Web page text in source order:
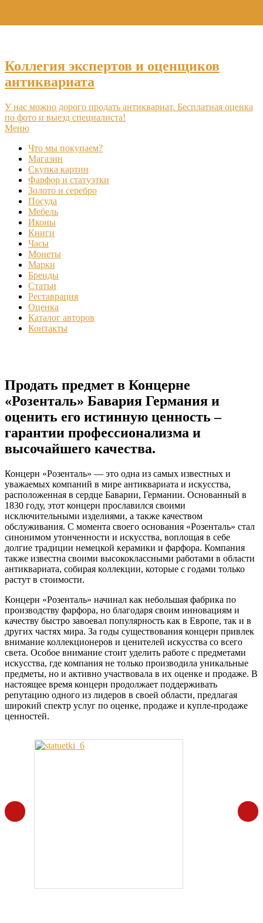
Коллегия экспертов и оценщиков
антиквариата
У нас можно дорого продать антиквариат. Бесплатная оценка
по фото и выезд специалиста!
Меню
Что мы покупаем?
Магазин
Скупка картин
Фарфор и статуэтки
Золото и серебро
Посуда
Мебель
Иконы
Книги
Часы
Монеты
Марки
Бренды
Статьи
Реставрация
Оценка
Каталог авторов
Контакты
Продать предмет в Концерне
«Розенталь» Бавария Германия и
оценить его истинную ценность –
гарантии профессионализма и
высочайшего качества.
Концерн «Розенталь» — это одна из самых известных и
уважаемых компаний в мире антиквариата и искусства,
расположенная в сердце Баварии, Германии. Основанный в
1830 году, этот концерн прославился своими
исключительными изделиями, а также качеством
обслуживания. С момента своего основания «Розенталь» стал
синонимом утонченности и искусства, воплощая в себе
долгие традиции немецкой керамики и фарфора. Компания
также известна своими высококлассными работами в области
антиквариата, собирая коллекции, которые с годами только
растут в стоимости.
Концерн «Розенталь» начинал как небольшая фабрика по
производству фарфора, но благодаря своим инновациям и
качеству быстро завоевал популярность как в Европе, так и в
других частях мира. За годы существования концерн привлек
внимание коллекционеров и ценителей искусства со всего
света. Особое внимание стоит уделить работе с предметами
искусства, где компания не только производила уникальные
предметы, но и активно участвовала в их оценке и продаже. В
настоящее время концерн продолжает поддерживать
репутацию одного из лидеров в своей области, предлагая
широкий спектр услуг по оценке, продаже и купле-продаже
ценностей.